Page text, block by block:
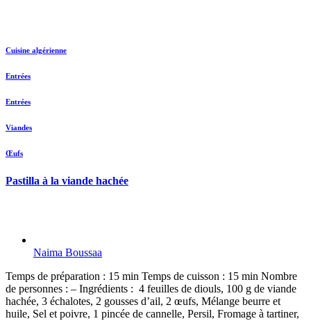
Cuisine algérienne
Entrées
Entrées
Viandes
Œufs
Pastilla à la viande hachée
Naima Boussaa
Temps de préparation : 15 min Temps de cuisson : 15 min Nombre
de personnes : – Ingrédients : 4 feuilles de diouls, 100 g de viande
hachée, 3 échalotes, 2 gousses d’ail, 2 œufs, Mélange beurre et
huile, Sel et poivre, 1 pincée de cannelle, Persil, Fromage à tartiner,